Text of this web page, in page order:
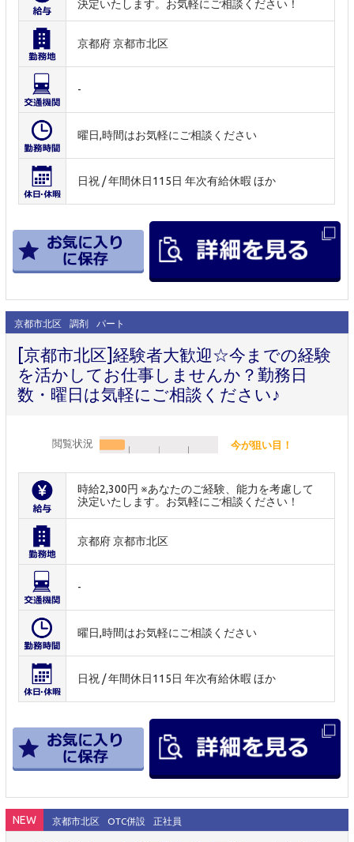
決定いたします。お気軽にご相談ください！
京都府 京都市北区
-
曜日,時間はお気軽にご相談ください
日祝 / 年間休日115日 年次有給休暇 ほか
京都市北区 調剤 パート
[京都市北区]経験者大歓迎☆今までの経験
を活かしてお仕事しませんか？勤務日
数・曜日は気軽にご相談ください♪
閲覧状況 今が狙い目！
時給2,300円 ※あなたのご経験、能力を考慮して
決定いたします。お気軽にご相談ください！
京都府 京都市北区
-
曜日,時間はお気軽にご相談ください
日祝 / 年間休日115日 年次有給休暇 ほか
NEW 京都市北区 OTC併設 正社員